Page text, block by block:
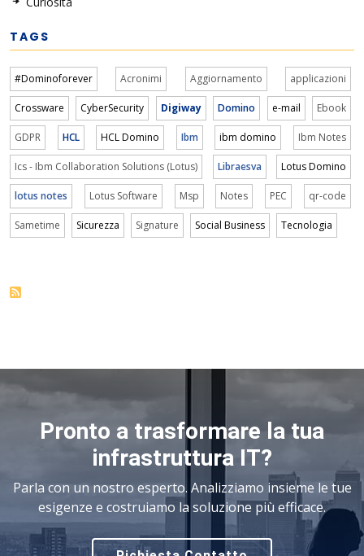
TAGS
#Dominoforever Acronimi Aggiornamento applicazioni
Crossware CyberSecurity Digiway Domino e-mail Ebook
GDPR HCL HCL Domino Ibm ibm domino Ibm Notes
Ics - Ibm Collaboration Solutions (Lotus) Libraesva Lotus Domino
lotus notes Lotus Software Msp Notes PEC qr-code
Sametime Sicurezza Signature Social Business Tecnologia
Pronto a trasformare la tua
infrastruttura IT?
Parla con un nostro esperto. Analizziamo insieme le tue
esigenze e costruiamo la soluzione più efficace.